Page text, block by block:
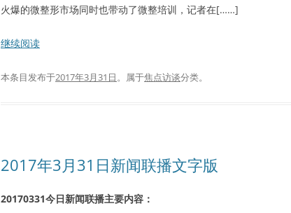
火爆的微整形市场同时也带动了微整培训，记者在[……]
继续阅读
本条目发布于2017年3月31日。属于焦点访谈分类。
2017年3月31日新闻联播文字版
20170331今日新闻联播主要内容：